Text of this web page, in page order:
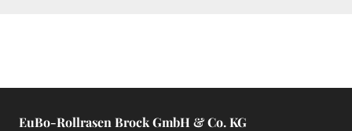
EuBo-Rollrasen Brock GmbH & Co. KG